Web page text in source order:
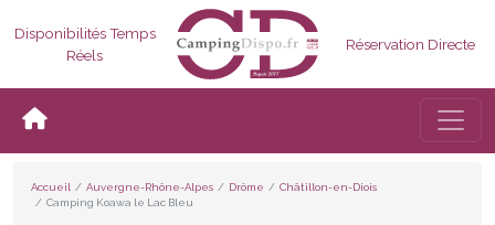
Disponibilités Temps
Réels
Réservation Directe
Accueil Auvergne-Rhône-Alpes Drôme
Châtillon-en-Diois
Camping Koawa le Lac Bleu